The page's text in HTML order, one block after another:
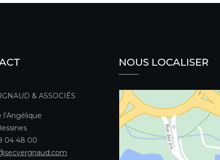
& ASSOCIÉS
l’Angélique
04 48 00
NOUS LOCALISER